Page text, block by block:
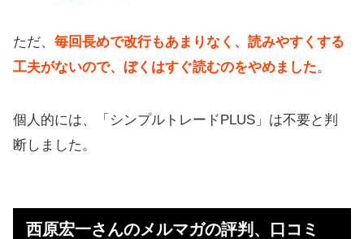
ただ、 毎回長めで改行もあまりなく、読みやすくする
工夫がないので、ぼくはすぐ読むのをやめました。
個人的には、「シンプルトレードPLUS」は不要と判
断しました。
西原宏一さんのメルマガの評判、口コミ